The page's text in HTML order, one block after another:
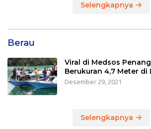
Selengkapnya
Berau
Viral di Medsos
Berukuran 4,7 Meter di
Desember 29, 2021
Selengkapnya